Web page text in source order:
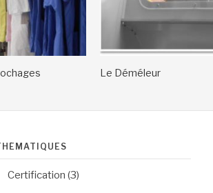
Le Déméleur
Certification (3)